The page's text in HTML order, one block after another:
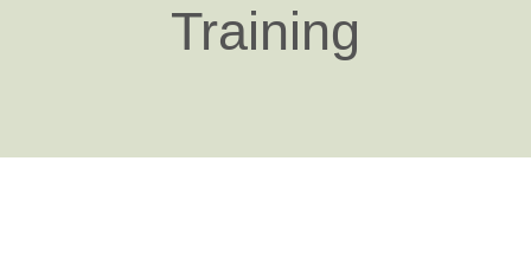
Training